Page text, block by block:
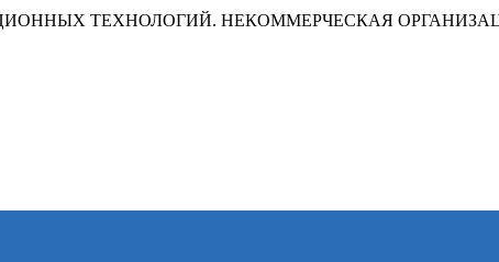
ТЕХНОЛОГИЙ. НЕКОММЕРЧЕСКАЯ